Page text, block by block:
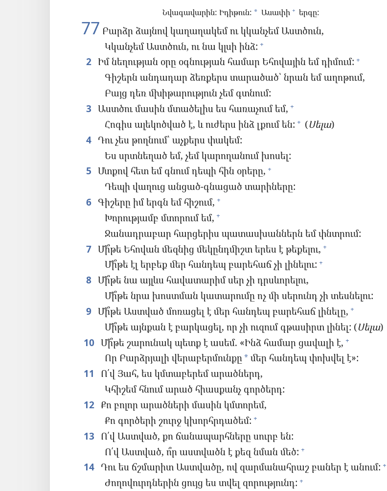
Նվագավարին: Իդիթուն: * Ասափի + երգը:
77 Բարձր ձայնով կաղաղակեմ ու կկանչեմ Աստծուն,
Կկանչեմ Աստծուն, ու նա կլսի ինձ: +
2 Իմ նեղության օրը օգնության համար Եհովային եմ դիմում: +
Գիշերն անդադար ձեռքերս տարածած՝ նրան եմ աղոթում,
Բայց դեռ մխիթարություն չեմ գտնում:
3 Աստծու մասին մտածելիս ես հառաչում եմ, +
Հոգիս ալեկոծված է, և ուժերս ինձ լքում են: + (Սելա)
4 Դու չես թողնում՝ աչքերս փակեմ:
Ես սրտնեղած եմ, չեմ կարողանում խոսել:
5 Մտքով հետ եմ գնում դեպի հին օրերը, +
Դեպի վաղուց անցած-գնացած տարիները:
6 Գիշերը իմ երգն եմ հիշում, +
Խորությամբ մտորում եմ, +
Ջանադրաբար հարցերիս պատասխաններն եմ փնտրում:
7 Մի՞թե Եհովան մեզնից մեկընդմիշտ երես է թեքելու, +
Մի՞թե էլ երբեք մեր հանդեպ բարեհաճ չի լինելու: +
8 Մի՞թե նա այլևս հավատարիմ սեր չի դրսևորելու,
Մի՞թե նրա խոստման կատարումը ոչ մի սերունդ չի տեսնելու:
9 Մի՞թե Աստված մոռացել է մեր հանդեպ բարեհաճ լինելը, +
Մի՞թե այնքան է բարկացել, որ չի ուզում գթասիրտ լինել: (Սելա)
10 Մի՞թե շարունակ պետք է ասեմ. «Ինձ համար ցավալի է, +
Որ Բարձրյալի վերաբերմունքը* մեր հանդեպ փոխվել է»:
11
Ո՛վ Յահ, ես կմտաբերեմ արածներդ,
Կհիշեմ հնում արած հիասքանչ գործերդ:
12 Քո բոլոր արածների մասին կմտորեմ,
Քո գործերի շուրջ կխորհրդածեմ: +
13 Ո՛վ Աստված, քո ճանապարհները սուրբ են:
Ո՛վ Աստված, ո՞ր աստվածն է քեզ նման մեծ: +
14 Դու ես ճշմարիտ Աստվածը, ով զարմանահրաշ բաներ է անում: +
Ժողովուրդներին ցույց ես տվել զորությունդ: +